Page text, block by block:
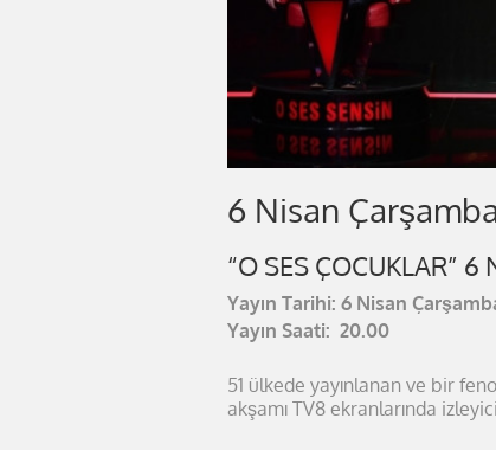
6 Nisan
“O SES ÇOCUKLAR”
Yayın Tarihi: 6 Nisan
Yayın Saati: 20.00
51 ülkede yayınlanan ve bir
akşamı TV8 ekranlarında